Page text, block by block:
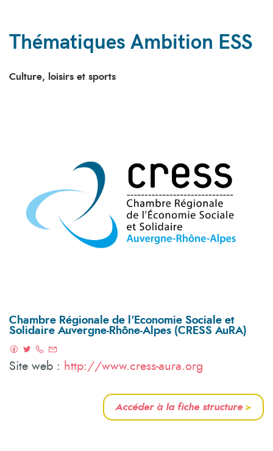
Thématiques Ambition ESS
Culture, loisirs et sports
Chambre Régionale de l'Economie Sociale et
Solidaire Auvergne-Rhône-Alpes (CRESS AuRA)
Site web : http://www.cress-aura.org
Accéder à la fiche structure>